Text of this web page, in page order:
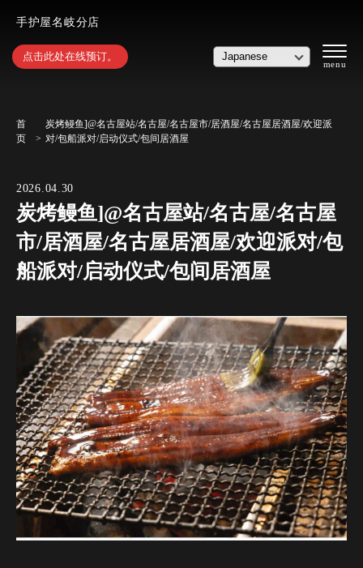
手护屋名岐分店
点击此处在线预订。
首
页
炭烤鳗鱼]@名古屋站/名古屋/名古屋市/居酒屋/名古屋居酒屋/欢迎派
对/包船派对/启动仪式/包间居酒屋
2026.04.30
炭烤鳗鱼]@名古屋站/名古屋/名古屋
市/居酒屋/名古屋居酒屋/欢迎派对/包
船派对/启动仪式/包间居酒屋